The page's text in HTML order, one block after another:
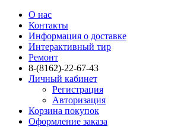
О нас
Контакты
Информация о доставке
Интерактивный тир
Ремонт
8-(8162)-22-67-43
Личный кабинет
Регистрация
Авторизация
Корзина покупок
Оформление заказа